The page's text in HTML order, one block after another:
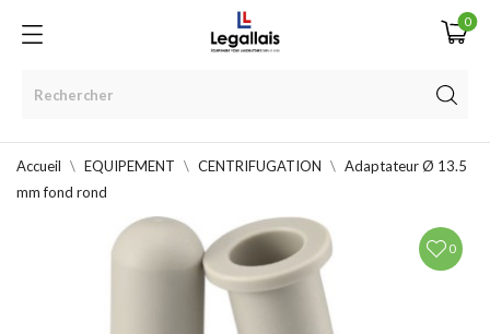
0
Accueil EQUIPEMENT CENTRIFUGATION
Adaptateur Ø 13.5
mm fond rond
0